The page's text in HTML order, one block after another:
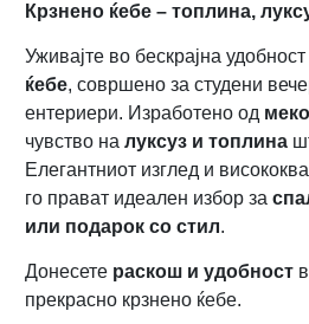
Крзнено ќебе – топлина,
Уживајте во бескрајна
ќебе, совршено за студени
ентериери. Изработено од
чувство на луксуз и топлина
Елегантниот изглед и
го прават идеален избор за
или подарок со стил.
Донесете раскош и удобност
прекрасно крзнено ќебе.